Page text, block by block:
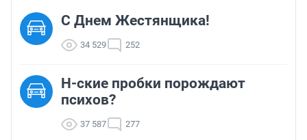
С Днем Жестянщика!
34 529 252
Н-ские пробки порождают
психов?
37 587 277